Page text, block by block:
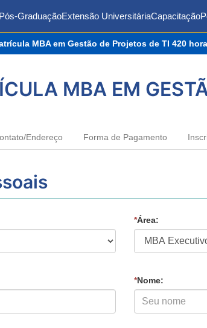
Pós-GraduaçãoExtensão UniversitáriaCapacitação
MBA em Gestão de Projetos de TI 420
MBA EM
Endereço Forma de Pagamento
*Área:
*Nome: